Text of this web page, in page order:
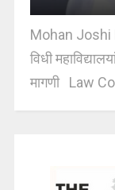
Mohan Joshi
विधी
मागणी Law